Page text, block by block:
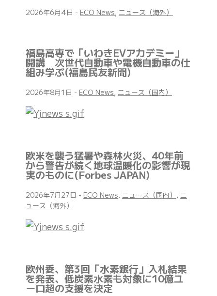
2026年6月4日 - ECO News, ニュース（海外）
福島高専で「いわきEVアカデミー」
開講 次世代自動車や電機自動車の仕
組み学ぶ(福島民友新聞)
2026年8月1日 - ECO News, ニュース（国内）
欧米を襲う猛暑や森林火災、40年前
から警告が続く地球温暖化の影響が現
実のものに(Forbes JAPAN)
2026年7月27日 - ECO News, ニュース（国内） , ニ
ュース（海外）
欧州委、第3回「水素銀行」入札結果
を発表、低炭素水素も対象に10億ユ
ーロ超の支援を決定